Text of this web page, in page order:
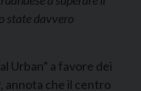
state davvero
Urban” a favore dei
annota che il centro